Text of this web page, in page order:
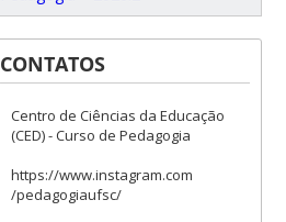
CONTATOS
Centro de Ciências da Educação
(CED) - Curso de Pedagogia
https://www.instagram.com
/pedagogiaufsc/